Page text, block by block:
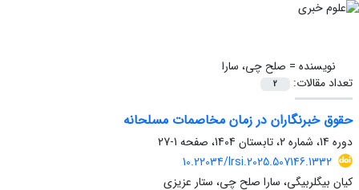
نویسنده = صلح چی، سارا
تعداد مقالات:
2
حقوق خبرنگاران در زمان مخاصمات مسلحانه
دوره 14، شماره 2، تابستان 1404، صفحه
1-27
10.22034/lrsi.2025.507146.1332
کیان بیگلربیگی، سارا صلح چی، ستار عزیزی